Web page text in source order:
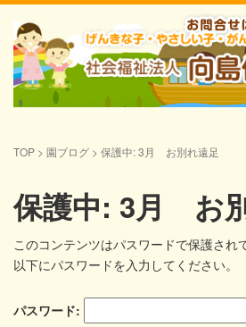
TOP > 園ブログ > 保護中: 3月 お別れ遠足
保護中: 3月 お
このコンテンツはパスワードで保護され
以下にパスワードを入力してください。
パスワード: